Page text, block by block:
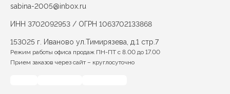
sabina-2005@inbox.ru
ИНН 3702092953 / ОГРН 1063702133868
153025 г. Иваново ул.Тимирязева, д.1 стр.7
Режим работы офиса продаж ПН-ПТ с 8.00 до 17.00
Прием заказов через сайт – круглосуточно